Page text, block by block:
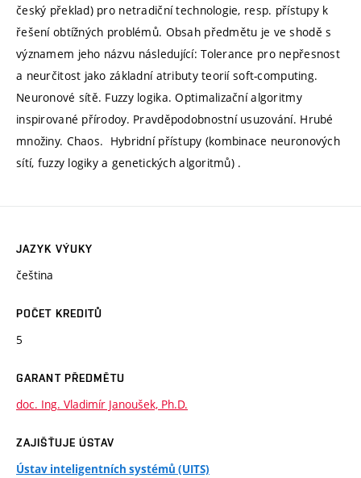
český překlad) pro netradiční technologie, resp. přístupy k
řešení obtížných problémů. Obsah předmětu je ve shodě s
významem jeho názvu následující: Tolerance pro nepřesnost
a neurčitost jako základní atributy teorií soft-computing.
Neuronové sítě. Fuzzy logika. Optimalizační algoritmy
inspirované přírodoy. Pravděpodobnostní usuzování. Hrubé
množiny. Chaos. Hybridní přístupy (kombinace neuronových
sítí, fuzzy logiky a genetických algoritmů) .
JAZYK VÝUKY
čeština
POČET KREDITŮ
5
GARANT PŘEDMĚTU
doc. Ing. Vladimír Janoušek, Ph.D.
ZAJIŠŤUJE ÚSTAV
Ústav inteligentních systémů (UITS)